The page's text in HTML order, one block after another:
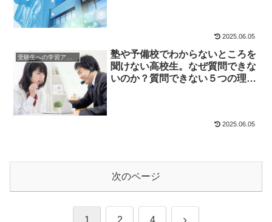
2025.06.05
塾や予備校でわからないところを
聞けない高校生。なぜ質問できな
いのか？質問できない５つの理由
2025.06.05
次のページ
次